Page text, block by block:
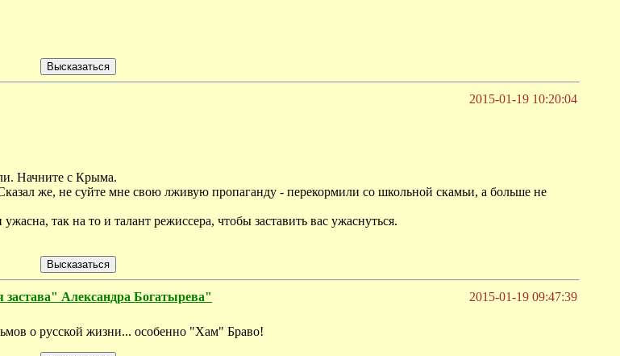
2015-01-19 10:20:04
Начните с Крыма.
же, не суйте мне свою лживую пропаганду - перекормили со школьной скамьи, а больше не
так на то и талант режиссера, чтобы заставить вас ужаснуться.
Александра Богатырева"
2015-01-19 09:47:39
о русской жизни... особенно "Хам" Браво!